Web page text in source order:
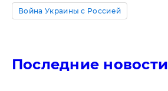
Война Украины с Россией
Последние новости